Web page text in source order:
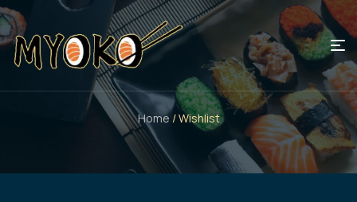
Home / Wishlist